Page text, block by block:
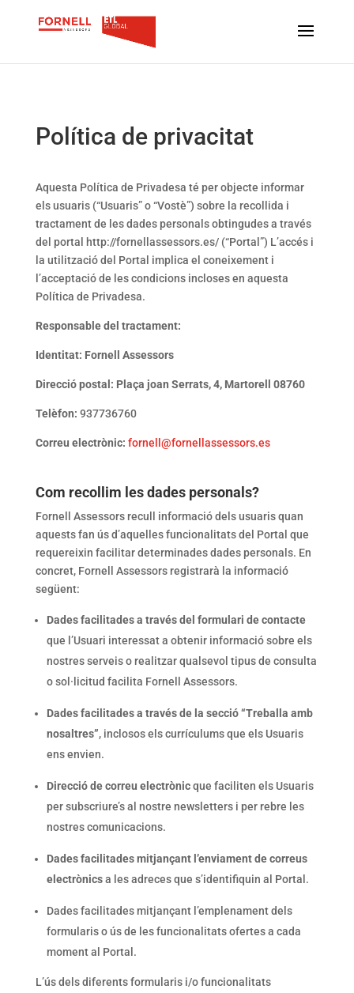
Política de privacitat
Aquesta Política de Privadesa té per objecte informar
els usuaris (“Usuaris” o “Vostè”) sobre la recollida i
tractament de les dades personals obtingudes a través
del portal http://fornellassessors.es/ (“Portal”) L’accés i
la utilització del Portal implica el coneixement i
l’acceptació de les condicions incloses en aquesta
Política de Privadesa.
Responsable del tractament:
Identitat: Fornell Assessors
Direcció postal: Plaça joan Serrats, 4, Martorell 08760
Telèfon: 937736760
Correu electrònic: fornell@fornellassessors.es
Com recollim les dades personals?
Fornell Assessors recull informació dels usuaris quan
aquests fan ús d’aquelles funcionalitats del Portal que
requereixin facilitar determinades dades personals. En
concret, Fornell Assessors registrarà la informació
següent:
Dades facilitades a través del formulari de contacte
que l’Usuari interessat a obtenir informació sobre els
nostres serveis o realitzar qualsevol tipus de consulta
o sol·licitud facilita Fornell Assessors.
Dades facilitades a través de la secció “Treballa amb
nosaltres”, inclosos els currículums que els Usuaris
ens envien.
Direcció de correu electrònicque faciliten els Usuaris
per subscriure’s al nostre newsletters i per rebre les
nostres comunicacions.
Dades facilitades mitjançant l’enviament de correus
electrònicsa les adreces que s’identifiquin al Portal.
Dades facilitades mitjançant l’emplenament dels
formularis o ús de les funcionalitats ofertes a cada
moment al Portal.
L’ús dels diferents formularis i/o funcionalitats